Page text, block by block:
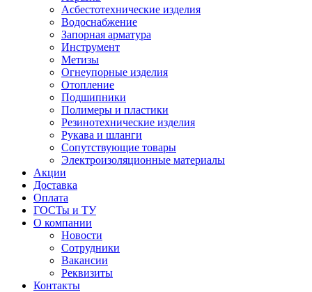
Асбестотехнические изделия
Водоснабжение
Запорная арматура
Инструмент
Метизы
Огнеупорные изделия
Отопление
Подшипники
Полимеры и пластики
Резинотехнические изделия
Рукава и шланги
Сопутствующие товары
Электроизоляционные материалы
Акции
Доставка
Оплата
ГОСТы и ТУ
О компании
Новости
Сотрудники
Вакансии
Реквизиты
Контакты